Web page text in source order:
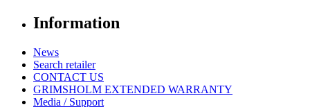
Information
News
Search retailer
CONTACT US
GRIMSHOLM EXTENDED WARRANTY
Media / Support